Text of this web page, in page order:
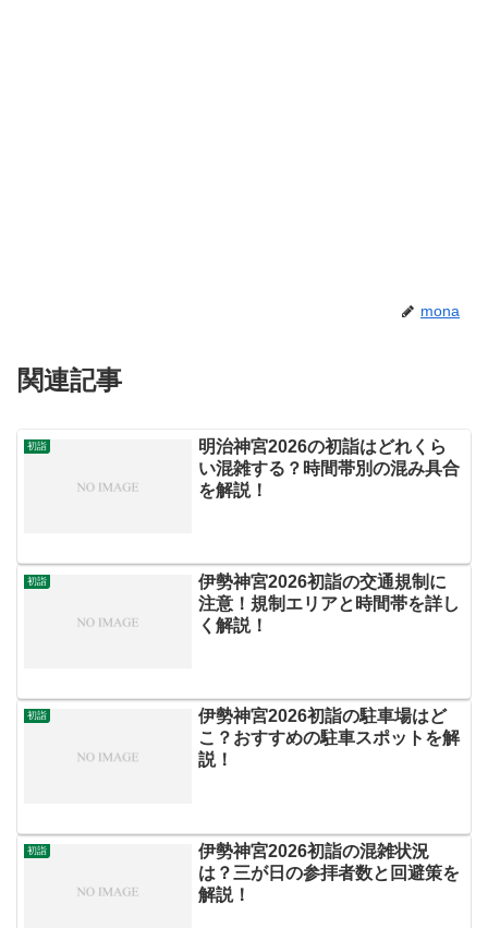
mona
関連記事
初詣
明治神宮2026の初詣はどれくら
い混雑する？時間帯別の混み具合
を解説！
初詣
伊勢神宮2026初詣の交通規制に
注意！規制エリアと時間帯を詳し
く解説！
初詣
伊勢神宮2026初詣の駐車場はど
こ？おすすめの駐車スポットを解
説！
初詣
伊勢神宮2026初詣の混雑状況
は？三が日の参拝者数と回避策を
解説！